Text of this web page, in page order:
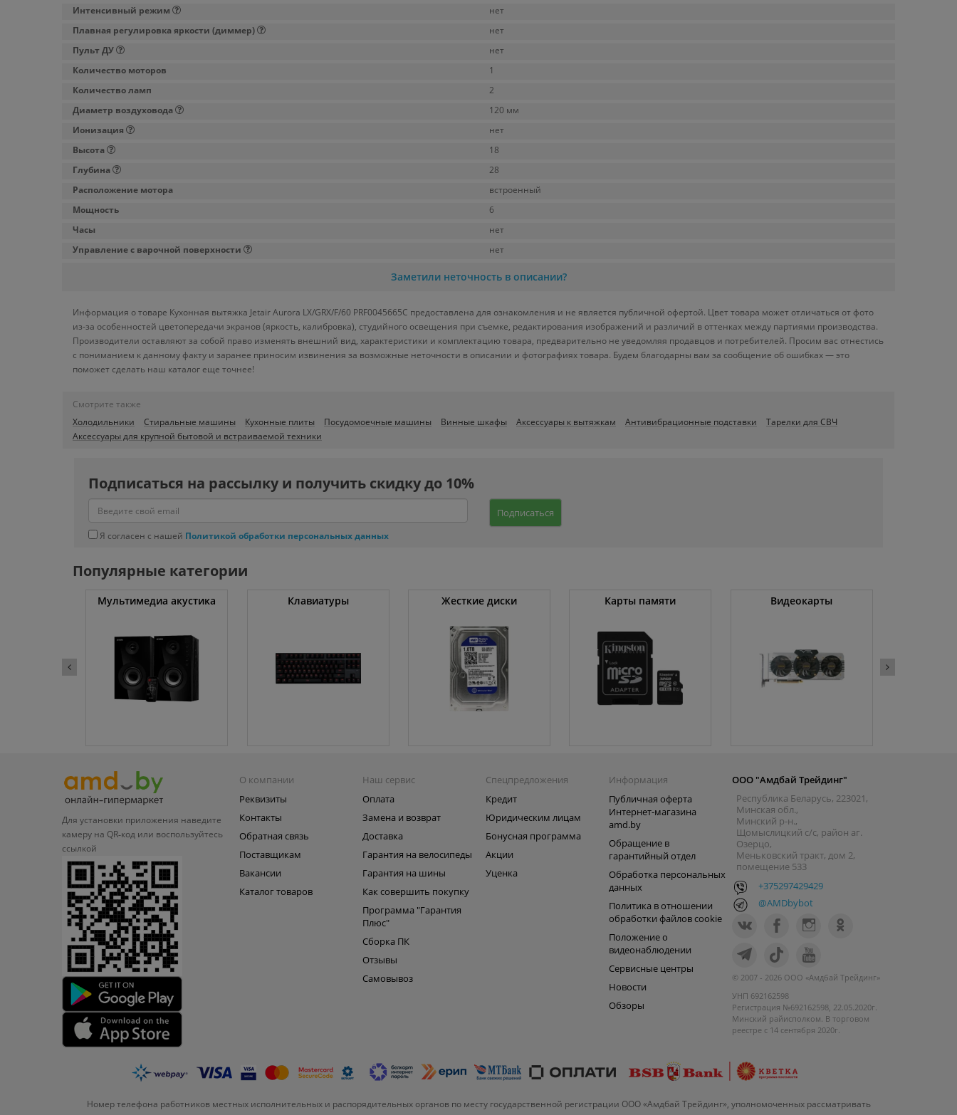
Интенсивный режим
нет
Плавная регулировка яркости (диммер)
нет
Пульт ДУ
нет
Количество моторов
1
Количество ламп
2
Диаметр воздуховода
120 мм
Ионизация
нет
Высота
18
Глубина
28
Расположение мотора
встроенный
Мощность
6
Часы
нет
Управление с варочной поверхности
нет
Заметили неточность в описании?
Информация о товаре Кухонная вытяжка Jetair Aurora LX/GRX/F/60 PRF0045665C предоставлена для ознакомления и не является публичной офертой. Цвет товара может отличаться от фото
из-за особенностей цветопередачи экранов (яркость, калибровка), студийного освещения при съемке, редактирования изображений и различий в оттенках между партиями производства.
Производители оставляют за собой право изменять внешний вид, характеристики и комплектацию товара, предварительно не уведомляя продавцов и потребителей. Просим вас отнестись
с пониманием к данному факту и заранее приносим извинения за возможные неточности в описании и фотографиях товара. Будем благодарны вам за сообщение об ошибках — это
поможет сделать наш каталог еще точнее!
Смотрите также
Холодильники
Стиральные машины Кухонные плиты Посудомоечные машины Винные шкафы Аксессуары к вытяжкам Антивибрационные подставки
Тарелки для СВЧ
Аксессуары для крупной бытовой и встраиваемой техники
Подписаться на рассылку и получить скидку до 10%
Подписаться
Я согласен с нашей Политикой обработки персональных данных
Популярные категории
Мультимедиа акустика Клавиатуры Жесткие диски Карты памяти Видеокарты
Для установки приложения наведите
камеру на QR‑код или воспользуйтесь
ссылкой
О компании
Реквизиты
Контакты
Обратная связь
Поставщикам
Вакансии
Каталог товаров
Наш сервис
Оплата
Замена и возврат
Доставка
Гарантия на велосипеды
Гарантия на шины
Как совершить покупку
Программа "Гарантия
Плюс"
Сборка ПК
Отзывы
Самовывоз
Спецпредложения
Кредит
Юридическим лицам
Бонусная программа
Акции
Уценка
Информация
Публичная оферта
Интернет-магазина
amd.by
Обращение в
гарантийный отдел
Обработка персональных
данных
Политика в отношении
обработки файлов cookie
Положение о
видеонаблюдении
Сервисные центры
Новости
Обзоры
ООО "Амдбай Трейдинг"
Республика Беларусь, 223021,
Минская обл.,
Минский р-н.,
Щомыслицкий с/с, район аг.
Озерцо,
Меньковский тракт, дом 2,
помещение 533
+375297429429
@AMDbybot
© 2007 - 2026 ООО «Амдбай Трейдинг»
УНП 692162598
Регистрация №692162598, 22.05.2020г.
Минский райисполком. В торговом
реестре с 14 сентября 2020г.
Номер телефона работников местных исполнительных и распорядительных органов по месту государственной регистрации ООО «Амдбай Трейдинг», уполномоченных рассматривать